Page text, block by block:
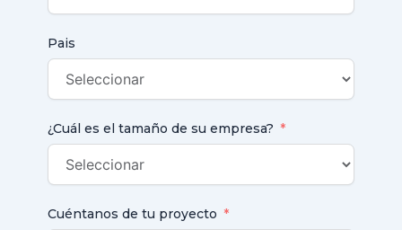
Pais
¿Cuál es el tamaño de su empresa?
Cuéntanos de tu proyecto